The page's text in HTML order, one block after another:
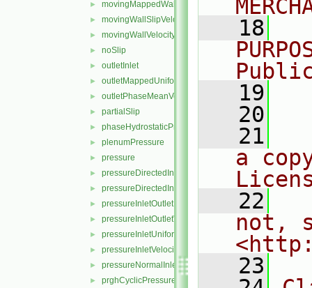
► movingMappedWallVelocity
► movingWallSlipVelocity
► movingWallVelocity
► noSlip
► outletInlet
► outletMappedUniformInlet
► outletPhaseMeanVelocity
► partialSlip
► phaseHydrostaticPressure
► plenumPressure
► pressure
► pressureDirectedInletOutletVelocity
► pressureDirectedInletVelocity
► pressureInletOutletParSlipVelocity
► pressureInletOutletVelocity
► pressureInletUniformVelocity
► pressureInletVelocity
► pressureNormalInletOutletVelocity
► prghCyclicPressure
   18
   19
   20
   21
a
   22
not,
   23